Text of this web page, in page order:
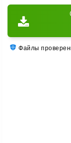
Файлы